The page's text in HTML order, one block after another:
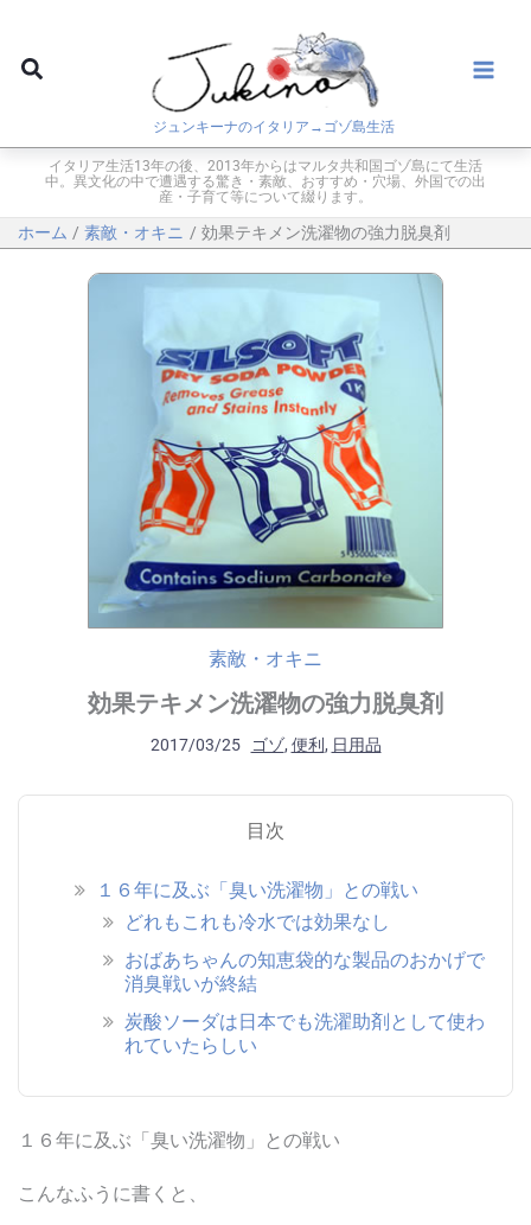
検
ジュンキーナのイタリア→ゴゾ島生活
イタリア生活13年の後、2013年からはマルタ共和国ゴゾ島にて生活
中。異文化の中で遭遇する驚き・素敵、おすすめ・穴場、外国での出
産・子育て等について綴ります。
ホーム 素敵・オキニ 効果テキメン洗濯物の強力脱臭剤
素敵・オキニ
効果テキメン洗濯物の強力脱臭剤
2017/03/25 ゴゾ, 便利 , 日用品
目次
１６年に及ぶ「臭い洗濯物」との戦い
どれもこれも冷水では効果なし
おばあちゃんの知恵袋的な製品のおかげで
消臭戦いが終結
炭酸ソーダは日本でも洗濯助剤として使わ
れていたらしい
１６年に及ぶ「臭い洗濯物」との戦い
こんなふうに書くと、